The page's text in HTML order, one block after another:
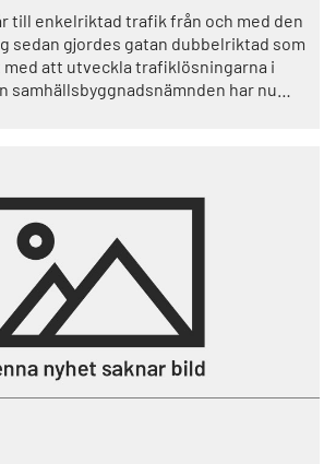
till enkelriktad trafik från och med den
sedan gjordes gatan dubbelriktad som
med att utveckla trafiklösningarna i
samhällsbyggnadsnämnden har nu